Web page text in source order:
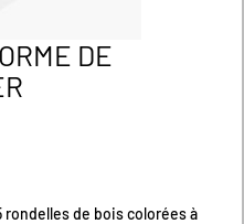
DE
de bois colorées à